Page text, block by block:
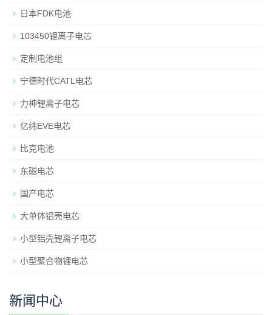
日本FDK电池
103450锂离子电芯
定制电池组
宁德时代CATL电芯
力神锂离子电芯
亿纬EVE电芯
比克电池
东磁电芯
国产电芯
大单体铝壳电芯
小型铝壳锂离子电芯
小型聚合物锂电芯
新闻中心